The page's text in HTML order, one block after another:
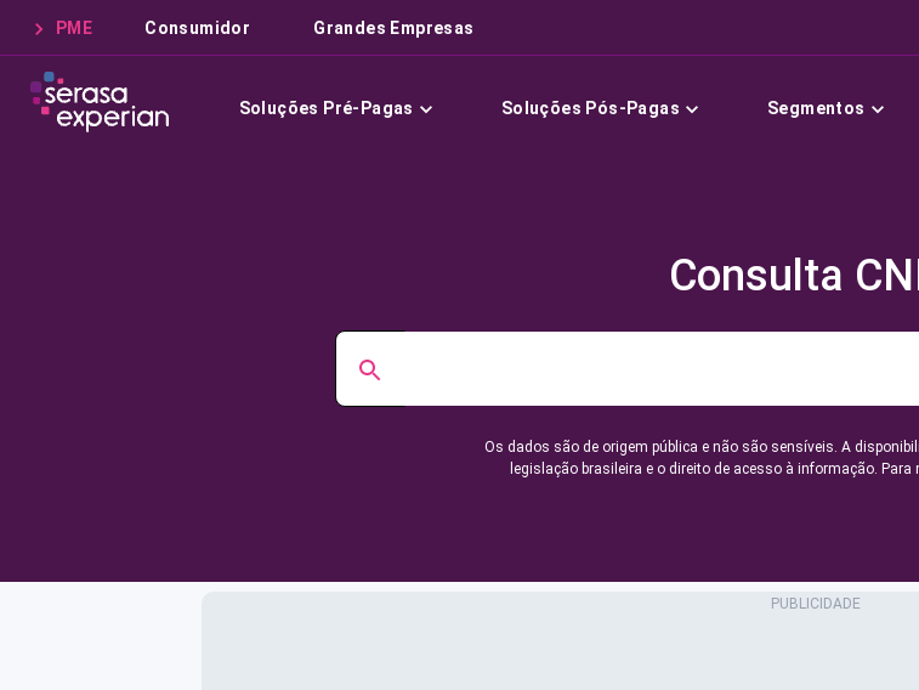
PME Consumidor Grandes Empresas
Soluções Pré-Pagas Soluções Pós-Pagas Segmentos
Consulta
Os dados são de origem pública e não são sensíveis. A
legislação brasileira e o direito de acesso à informação.